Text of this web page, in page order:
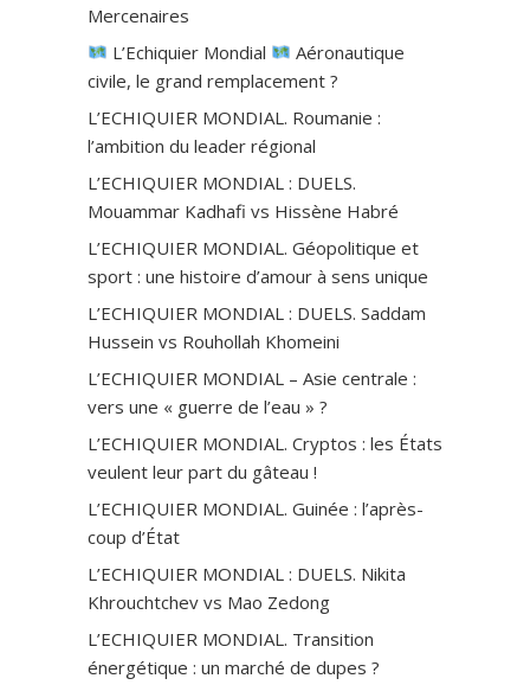
Mercenaires
L’Echiquier Mondial
Aéronautique
civile, le grand remplacement ?
L’ECHIQUIER MONDIAL. Roumanie :
l’ambition du leader régional
L’ECHIQUIER MONDIAL : DUELS.
Mouammar Kadhafi vs Hissène Habré
L’ECHIQUIER MONDIAL. Géopolitique et
sport : une histoire d’amour à sens unique
L’ECHIQUIER MONDIAL : DUELS. Saddam
Hussein vs Rouhollah Khomeini
L’ECHIQUIER MONDIAL – Asie centrale :
vers une « guerre de l’eau » ?
L’ECHIQUIER MONDIAL. Cryptos : les États
veulent leur part du gâteau !
L’ECHIQUIER MONDIAL. Guinée : l’après-
coup d’État
L’ECHIQUIER MONDIAL : DUELS. Nikita
Khrouchtchev vs Mao Zedong
L’ECHIQUIER MONDIAL. Transition
énergétique : un marché de dupes ?